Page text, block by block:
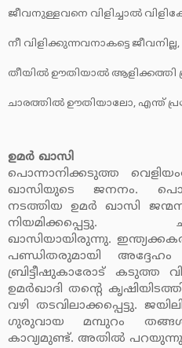
ജീവനുള്ളവനെ വിളിച്ചാല്‍
നീ വിളിക്കുന്നവനാകട്ടെ ജീവനില്ല,
തീയില്‍ ഊതിയാല്‍ ആളിക്കത്തി
ചാരത്തില്‍ ഊതിയാലോ, എന്ത്
ഉമര്‍ ഖാസി
പൊന്നാനിക്കടുത്ത
ഖാസിയുടെ ജനനം.
നടത്തിയ ഉമര്‍ ഖാസി
നിയമിക്കപ്പെട്ടു.
ഖാസിയായിരുന്നു.
പണ്ഡിതരുമായി അദ്ദേഹം
ബ്രിട്ടീഷുകാരോട് കടുത്ത
ഉമര്‍ഖാദി തന്റെ
വഴി തടവിലാക്കപ്പെട്ടു.
ഗുരുവായ മമ്പുറം
കാവ്യമുണ്ട്. അതില്‍